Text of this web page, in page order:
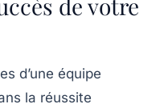
d’une équipe
la réussite